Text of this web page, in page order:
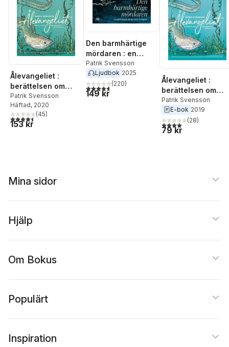
Ålevangeliet :
berättelsen om
världens mest
gåtfulla fisk
Patrik Svensson
Häftad, 2020
4,5utav 5 stjärnor. Totalt antal röster:
(45)
153 kr
Den barmhärtige
mördaren : en
berättelse om de
sista statarna
Patrik Svensson
Ljudbok 2025
4,6utav 5 stjärnor. Totalt antal röster:
(220)
149 kr
Ålevangeliet :
berättelsen om
världens mest
gåtfulla fisk
Patrik Svensson
E-bok 2019
4,0utav 5 stjärnor.
(28)
79 kr
Mina sidor
Hjälp
Om Bokus
Populärt
Inspiration